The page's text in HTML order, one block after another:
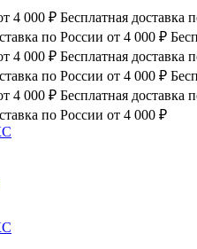
4 000 ₽ Бесплатная доставка
по России от 4 000 ₽
4 000 ₽ Бесплатная доставка
по России от 4 000 ₽
4 000 ₽ Бесплатная доставка
по России от 4 000 ₽